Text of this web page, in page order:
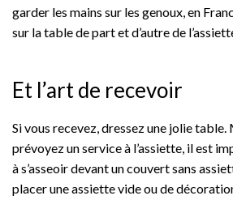
garder les mains sur les genoux, en
sur la table de part et d’autre de
Et l’art de recevoir
Si vous recevez, dressez une jolie table.
prévoyez un service à l’assiette, il est
à s’asseoir devant un couvert sans
placer une assiette vide ou de